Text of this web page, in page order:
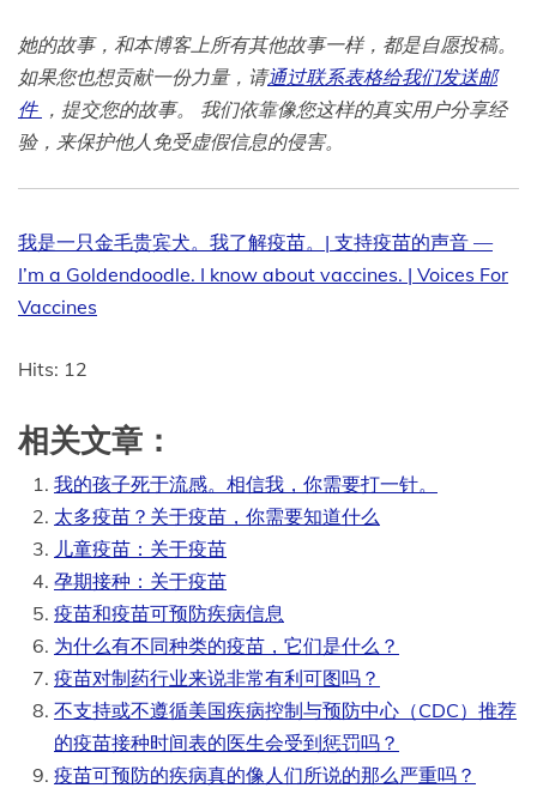
她的故事，和本博客上所有其他故事一样，都是自愿投稿。
如果您也想贡献一份力量，请通过联系表格给我们发送邮
件 ，提交您的故事。
我们依靠像您这样的真实用户分享经
验，来保护他人免受虚假信息的侵害。
我是一只金毛贵宾犬。我了解疫苗。| 支持疫苗的声音 —
I’m a Goldendoodle. I know about vaccines. | Voices For
Vaccines
Hits: 12
相关文章：
我的孩子死于流感。相信我，你需要打一针。
太多疫苗？关于疫苗，你需要知道什么
儿童疫苗：关于疫苗
孕期接种：关于疫苗
疫苗和疫苗可预防疾病信息
为什么有不同种类的疫苗，它们是什么？
疫苗对制药行业来说非常有利可图吗？
不支持或不遵循美国疾病控制与预防中心（CDC）推荐
的疫苗接种时间表的医生会受到惩罚吗？
疫苗可预防的疾病真的像人们所说的那么严重吗？